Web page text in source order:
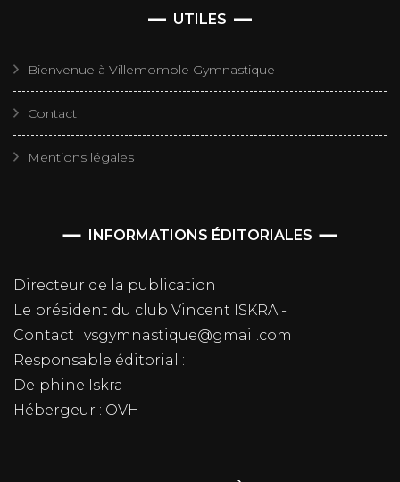
UTILES
Bienvenue à Villemomble Gymnastique
Contact
Mentions légales
INFORMATIONS ÉDITORIALES
Directeur de la publication :
Le président du club Vincent ISKRA -
Contact : vsgymnastique@gmail.com
Responsable éditorial :
Delphine Iskra
Hébergeur : OVH